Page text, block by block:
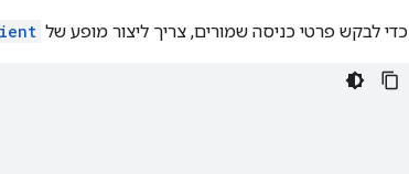
כדי לבקש פרטי כניסה שמורים, צריך ליצור מופע של